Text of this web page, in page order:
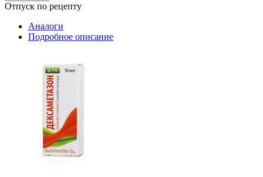
Отпуск по рецепту
Аналоги
Подробное описание